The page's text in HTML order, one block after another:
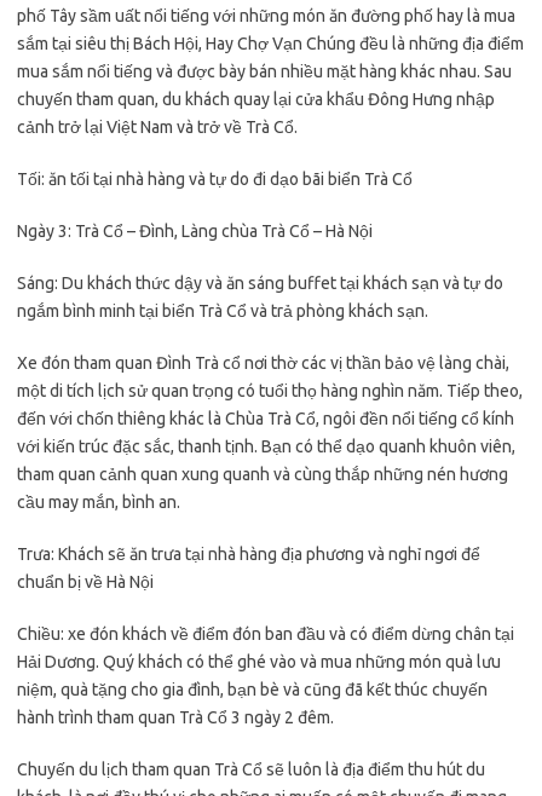
phố Tây sầm uất nổi tiếng với những món ăn đường phố hay là mua
sắm tại siêu thị Bách Hội, Hay Chợ Vạn Chúng đều là những địa điểm
mua sắm nổi tiếng và được bày bán nhiều mặt hàng khác nhau. Sau
chuyến tham quan, du khách quay lại cửa khẩu Đông Hưng nhập
cảnh trở lại Việt Nam và trở về Trà Cổ.
Tối: ăn tối tại nhà hàng và tự do đi dạo bãi biển Trà Cổ
Ngày 3: Trà Cổ – Đình, Làng chùa Trà Cổ – Hà Nội
Sáng: Du khách thức dậy và ăn sáng buffet tại khách sạn và tự do
ngắm bình minh tại biển Trà Cổ và trả phòng khách sạn.
Xe đón tham quan Đình Trà cổ nơi thờ các vị thần bảo vệ làng chài,
một di tích lịch sử quan trọng có tuổi thọ hàng nghìn năm. Tiếp theo,
đến với chốn thiêng khác là Chùa Trà Cổ, ngôi đền nổi tiếng cổ kính
với kiến trúc đặc sắc, thanh tịnh. Bạn có thể dạo quanh khuôn viên,
tham quan cảnh quan xung quanh và cùng thắp những nén hương
cầu may mắn, bình an.
Trưa: Khách sẽ ăn trưa tại nhà hàng địa phương và nghỉ ngơi để
chuẩn bị về Hà Nội
Chiều: xe đón khách về điểm đón ban đầu và có điểm dừng chân tại
Hải Dương. Quý khách có thể ghé vào và mua những món quà lưu
niệm, quà tặng cho gia đình, bạn bè và cũng đã kết thúc chuyến
hành trình tham quan Trà Cổ 3 ngày 2 đêm.
Chuyến du lịch tham quan Trà Cổ sẽ luôn là địa điểm thu hút du